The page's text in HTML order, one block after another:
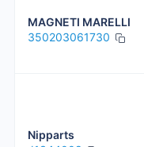
MAGNETI MARELLI
350203061730
Nipparts